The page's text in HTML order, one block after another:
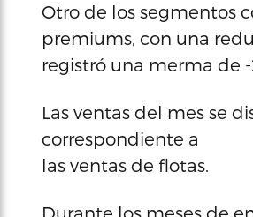
Otro de los segmentos
premiums, con una
registró una merma de
Las ventas del mes se
correspondiente a
las ventas de flotas.